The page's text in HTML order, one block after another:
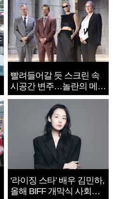
빨려들어갈 듯 스크린 속
시공간 변주…놀란의 메시
지는 ‘전쟁 속죄’
‘라이징 스타’ 배우 김민하,
올해 BIFF 개막식 사회자